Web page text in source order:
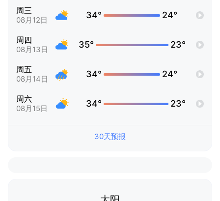
周三
08月12日 34° 24°
周四
08月13日 35° 23°
周五
08月14日 34° 24°
周六
08月15日 34° 23°
30天预报